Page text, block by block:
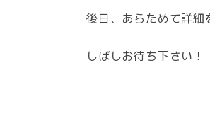
後日、あらためて詳細
しばしお待ち下さい！